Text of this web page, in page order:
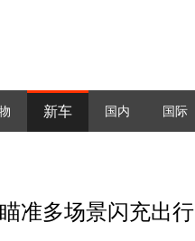
新车 国内 国际
准多场景闪充出行